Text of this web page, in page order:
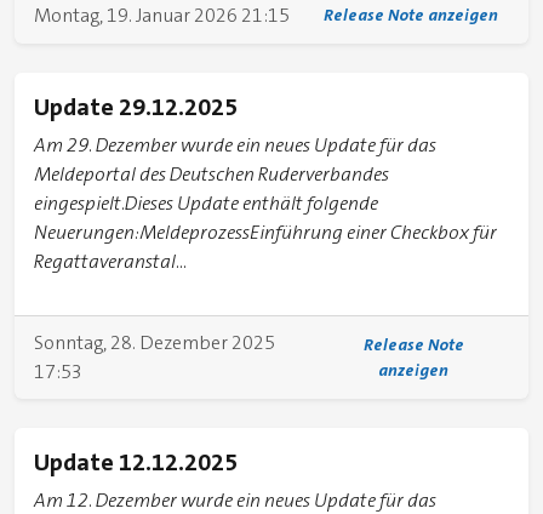
Montag, 19. Januar 2026 21:15 Release Note anzeigen
Update 29.12.2025
Am 29. Dezember wurde ein neues Update für das
Meldeportal des Deutschen Ruderverbandes
eingespielt.Dieses Update enthält folgende
Neuerungen:MeldeprozessEinführung einer Checkbox für
Regattaveranstal...
Sonntag, 28. Dezember 2025
17:53
Release Note
anzeigen
Update 12.12.2025
Am 12. Dezember wurde ein neues Update für das